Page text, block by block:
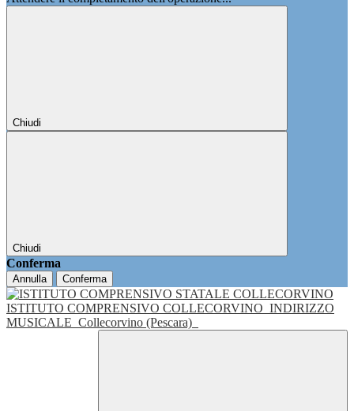
Chiudi
Chiudi
Conferma
Annulla Conferma
ISTITUTO COMPRENSIVO COLLECORVINO INDIRIZZO
MUSICALE Collecorvino (Pescara)